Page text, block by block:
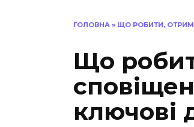
ГОЛОВНА » ЩО РОБИТИ,
Що
ключові